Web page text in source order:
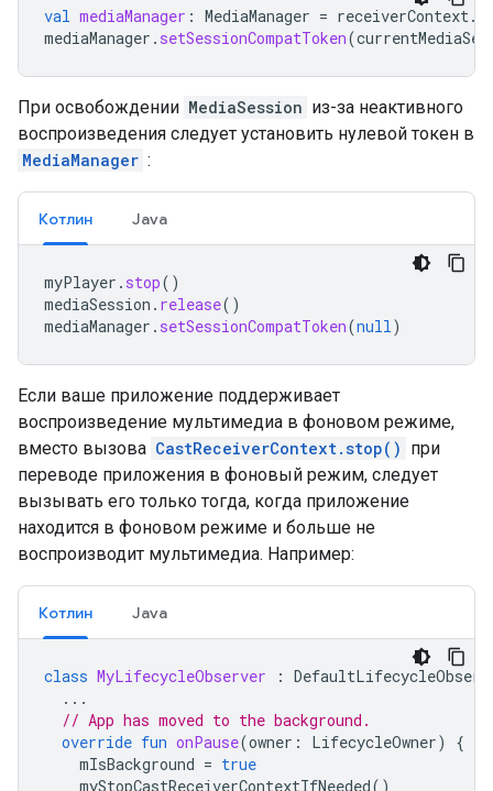
val mediaManager : MediaManager = receiverContext.
mediaManager . setSessionCompatToken(
При освобождении MediaSession из-за неактивного
воспроизведения следует установить нулевой токен в
MediaManager :
Котлин Java
myPlayer . stop()
mediaSession . release()
mediaManager . setSessionCompatToken(null)
Если ваше приложение поддерживает
воспроизведение мультимедиа в фоновом режиме,
вместо вызова CastReceiverContext.stop() при
переводе приложения в фоновый режим, следует
вызывать его только тогда, когда приложение
находится в фоновом режиме и больше не
воспроизводит мультимедиа. Например:
Котлин Java
class MyLifecycleObserver :
...
// App has moved to the background.
override fun onPause(owner : LifecycleOwner)
{
mIsBackground = true
myStopCastReceiverContextIfNeeded()